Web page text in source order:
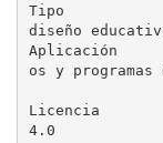
Tipo
diseño
Aplicación
os y programas
Licencia
4.0